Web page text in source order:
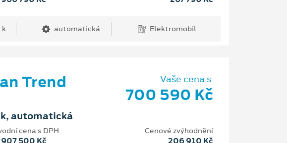
k automatická Elektromobil
Trend
automatická
Vaše cena s
700 590 Kč
cena s DPH
907 500 Kč
Cenové zvýhodnění
206 910 Kč